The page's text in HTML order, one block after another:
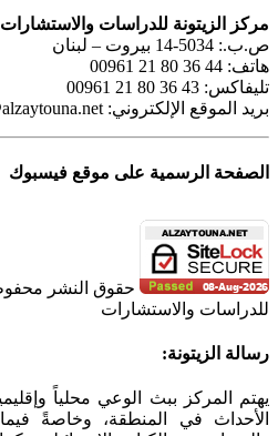
مركز الزيتونة للدراسات والاستشارات
ص.ب.: 5034-14 بيروت – لبنان
هاتف: 44 36 80 21 00961
تليفاكس: 43 36 80 21 00961
بريد الموقع الإلكتروني:
الصفحة الرسمية على موقع فيسبوك
للدراسات والاستشارات
Toggle
Bar
Area
رسالة الزيتونة:
يهتم المركز ببث الوعي محلياً
الأحداث في المنطقة، وخاصةً